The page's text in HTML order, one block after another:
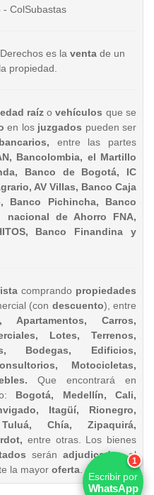
ColSubastas
es la ventade un
propiedad.
raízo vehículos que se
en los juzgados pueden ser
entre las partes
Bancolombia, el Martillo
Banco de Bogotá, IC
AV Villas, Banco Caja
Banco Pichincha, Banco
nacional de Ahorro FNA,
Banco Finandina y
comprando propiedades
(con descuento), entre
Apartamentos, Carros,
Lotes, Terrenos,
Bodegas, Edificios,
Motocicletas,
Que encontrará en
Bogotá, Medellín, Cali,
Itagüí, Rionegro,
Chía, Zipaquirá,
entre otras. Los bienes
serán adjudicadosal
la mayor oferta
1
Escribir por
WhatsApp